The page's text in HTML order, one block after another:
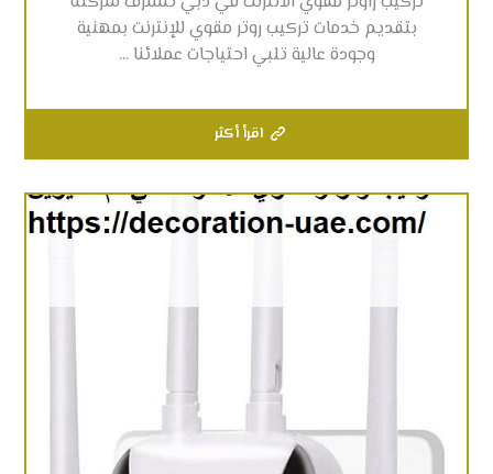
بتقديم خدمات تركيب روتر مقوي للإنترنت بمهنية
وجودة عالية تلبي احتياجات عملائنا ...
اقرأ أكثر